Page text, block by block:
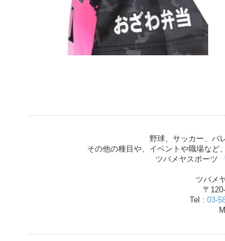
野球、サッカー、バ
その他の種目や、イベントや職場など
ツバメヤスポーツ
ツバメ
〒
Tel : 03-